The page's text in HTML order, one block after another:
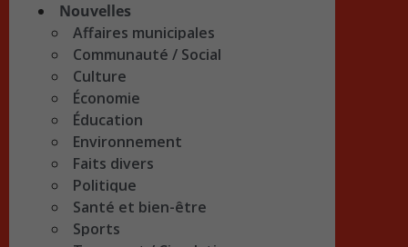
Nouvelles
Affaires municipales
Communauté / Social
Culture
Économie
Éducation
Environnement
Faits divers
Politique
Santé et bien-être
Sports